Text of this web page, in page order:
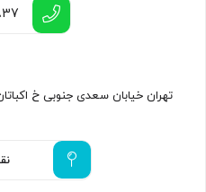
تهران خیابان سعدی جنوبی خ اکباتان